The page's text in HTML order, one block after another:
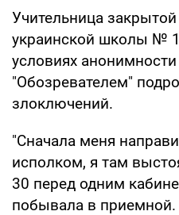
Учительница
украинской школы №
условиях
"Обозревателем"
злоключений.
"Сначала меня
исполком, я там
30 перед одним
побывала в приемной.